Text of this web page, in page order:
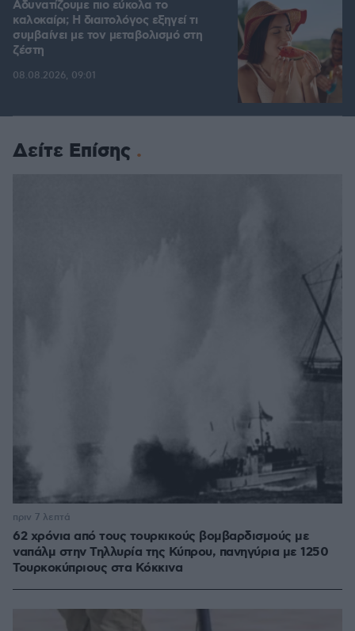
Αδυνατίζουμε πιο εύκολα το
καλοκαίρι; Η διαιτολόγος εξηγεί τι
συμβαίνει με τον μεταβολισμό στη
ζέστη
08.08.2026, 09:01
Δείτε Επίσης
62 χρόνια από τους τουρκικούς βομβαρδισμούς με
ναπάλμ στην Τηλλυρία της Κύπρου, πανηγύρια με 1250
Τουρκοκύπριους στα Κόκκινα
πριν 7 λεπτά